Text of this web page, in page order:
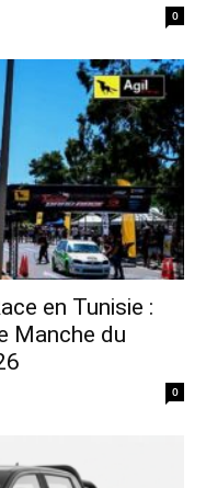
0
en Tunisie :
Manche du
0